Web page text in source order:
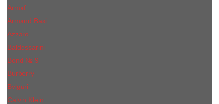
Armaf
Armand Basi
Azzaro
Baldessarini
Bond № 9
Burberry
Bvlgari
Calvin Klein